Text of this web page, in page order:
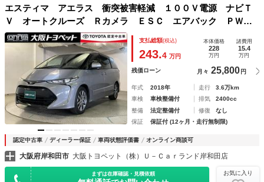
エスティマ アエラス 衝突被害軽減 １００Ｖ電源 ナビＴ
Ｖ オートクルーズ Ｒカメラ ＥＳＣ エアバック ＰＷ
地デジ ＷＡＣ イモビライザー ＰＳ ＡＷ ダブルエアバ
ック ３列 ＡＢＳ ＤＶＤ再生可能 ＡＵＸ メモリナビ
支払総額(税込)
243.4 万円
本体価格
228
万円
諸費用
15.4
万円
残価ローン 月々 25,800 円
年式 2018年 走行
3.6万km
車検
車検整備付 排気
2400cc
整備
法定整備付 修復
なし
保証
保証付 (12ヶ月・走行無制限)
認定中古車 ディーラー保証 車両状態評価書 オンライン商談可
大阪府岸和田市 大阪トヨペット（株）Ｕ－Ｃａｒランド岸和田店
まずは在庫確認・見積依頼 お気に入り